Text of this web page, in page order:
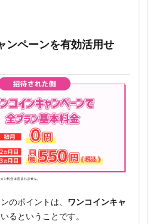
ンペーンを有効活用せ
のポイントは、 ワンコインキャ
るということです。